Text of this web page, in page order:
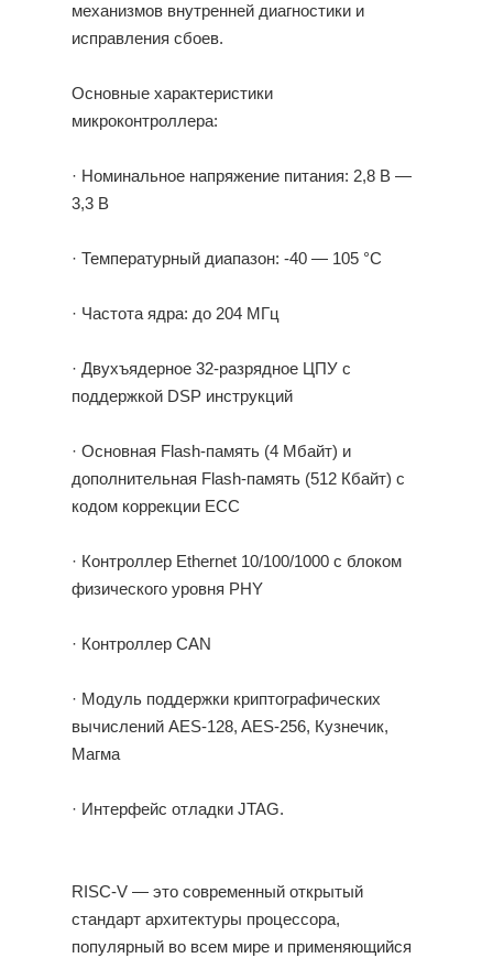
механизмов внутренней диагностики и
исправления сбоев.
Основные характеристики
микроконтроллера:
· Номинальное напряжение питания: 2,8 В —
3,3 В
· Температурный диапазон: -40 — 105 °С
· Частота ядра: до 204 МГц
· Двухъядерное 32-разрядное ЦПУ с
поддержкой DSP инструкций
· Основная Flash-память (4 Мбайт) и
дополнительная Flash-память (512 Кбайт) с
кодом коррекции ECC
· Контроллер Ethernet 10/100/1000 с блоком
физического уровня PHY
· Контроллер CAN
· Модуль поддержки криптографических
вычислений AES-128, AES-256, Кузнечик,
Магма
· Интерфейс отладки JTAG.
RISC-V — это современный открытый
стандарт архитектуры процессора,
популярный во всем мире и применяющийся